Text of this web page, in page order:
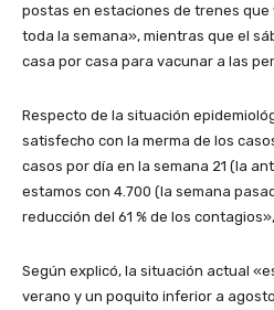
postas en estaciones de trenes
toda la semana», mientras que el
casa por casa para vacunar a las
Respecto de la situación
satisfecho con la merma de los
casos por día en la semana 21 (la
estamos con 4.700 (la semana
reducción del 61 % de los
Según explicó, la situación actual
verano y un poquito inferior a